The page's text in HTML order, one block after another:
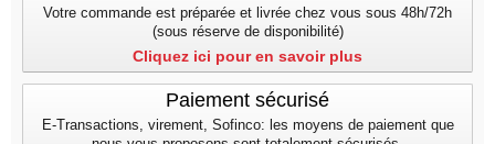
Votre commande est préparée et livrée chez vous sous 48h/72h
(sous réserve de disponibilité)
Cliquez ici pour en savoir plus
Paiement sécurisé
E-Transactions, virement, Sofinco: les moyens de paiement que